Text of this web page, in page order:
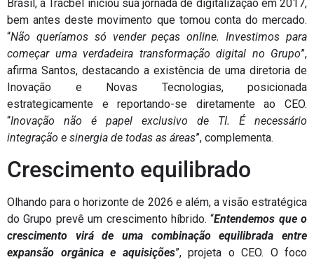
Brasil, a Tracbel iniciou sua jornada de digitalização em 2017,
bem antes deste movimento que tomou conta do mercado.
“Não queríamos só vender peças online. Investimos para
começar uma verdadeira transformação digital no Grupo”,
afirma Santos, destacando a existência de uma diretoria de
Inovação e Novas Tecnologias, posicionada
estrategicamente e reportando-se diretamente ao CEO.
“Inovação não é papel exclusivo de TI. É necessário
integração e sinergia de todas as áreas”, complementa.
Crescimento equilibrado
Olhando para o horizonte de 2026 e além, a visão estratégica
do Grupo prevê um crescimento híbrido. “Entendemos que o
crescimento virá de uma combinação equilibrada entre
expansão orgânica e aquisições”, projeta o CEO. O foco